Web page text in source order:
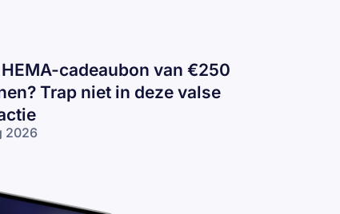
HEMA-cadeaubon van €250
Trap niet in deze valse
2026